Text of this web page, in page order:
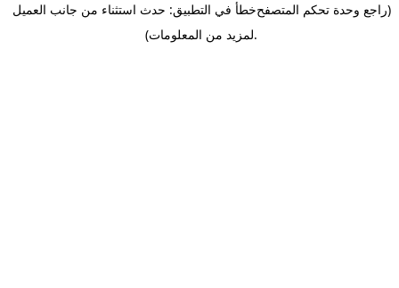
خطأ في التطبيق: حدث استثناء من جانب العميل(راجع وحدة تحكم المتصفح
لمزيد من المعلومات).